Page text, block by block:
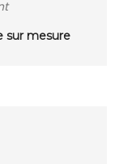
sur mesure